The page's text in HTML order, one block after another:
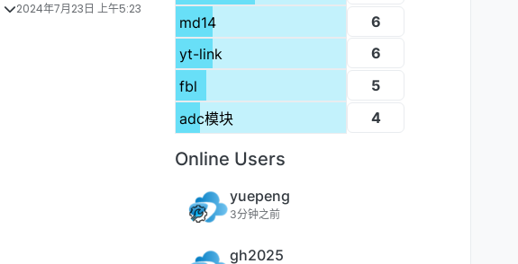
2024年7月23日 上午5:23
md14
6
yt-link
6
fbl
5
adc模块
4
Online Users
yuepeng
3分钟之前
gh2025